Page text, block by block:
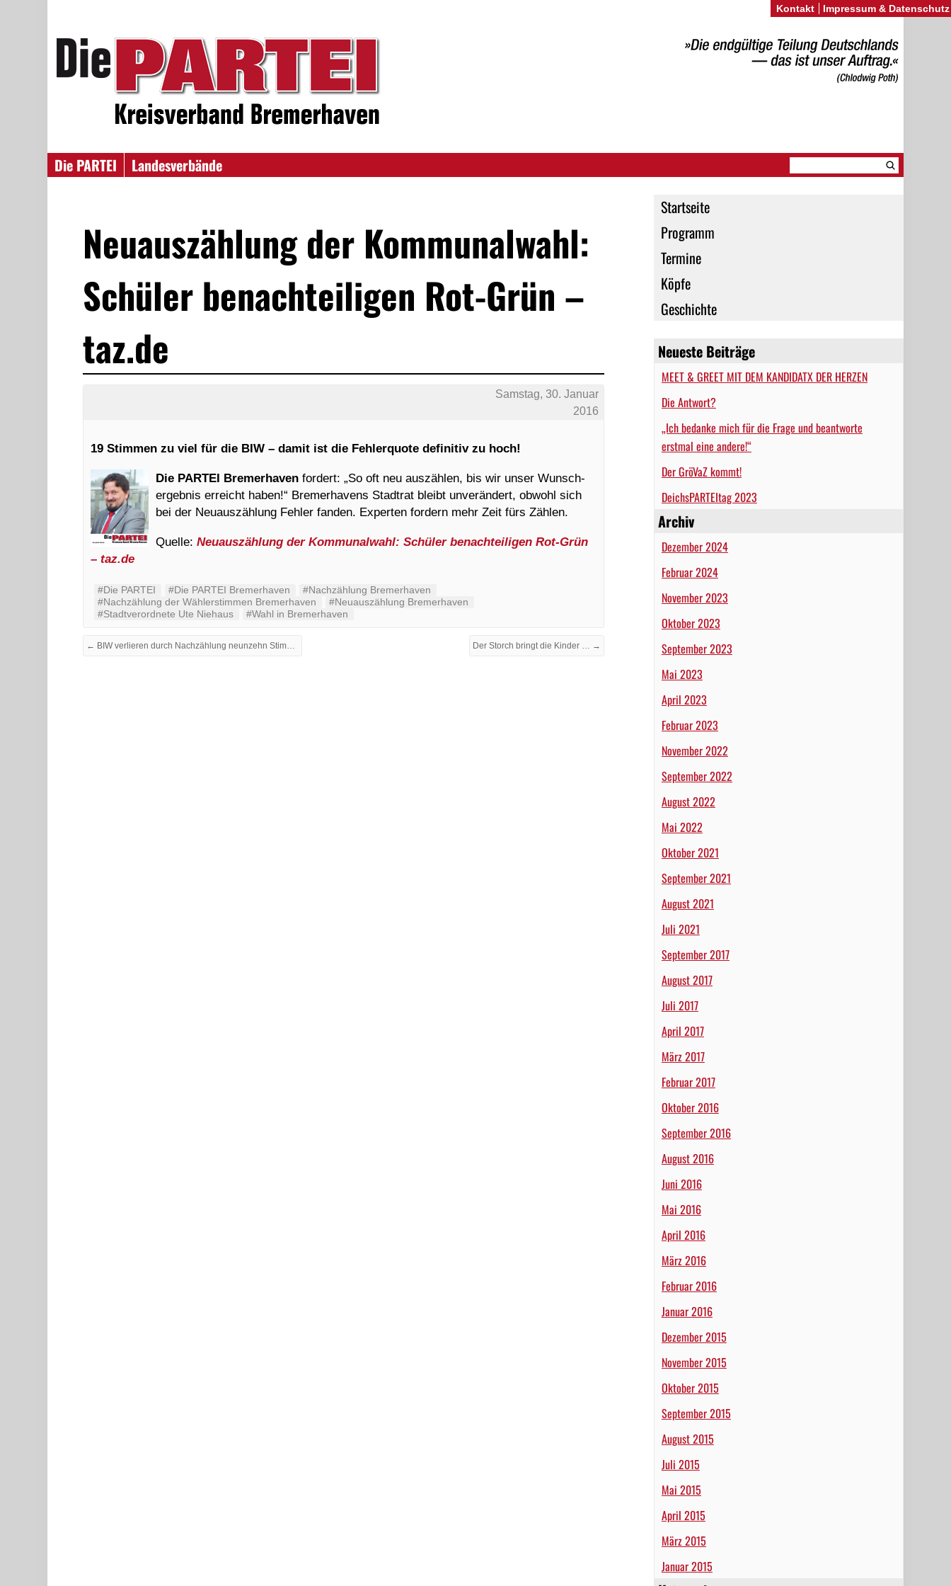
Die PARTEI
Landesverbände
Startseite
Programm
Termine
Köpfe
Geschichte
Neueste Beiträge
MEET & GREET MIT DEM KANDIDATX DER HERZEN
Die Antwort?
„Ich bedanke mich für die Frage und beantworte
erstmal eine andere!“
Der GröVaZ kommt!
DeichsPARTEItag 2023
Archiv
Dezember 2024
Februar 2024
November 2023
Oktober 2023
September 2023
Mai 2023
April 2023
Februar 2023
November 2022
September 2022
August 2022
Mai 2022
Oktober 2021
September 2021
August 2021
Juli 2021
September 2017
August 2017
Juli 2017
April 2017
März 2017
Februar 2017
Oktober 2016
September 2016
August 2016
Juni 2016
Mai 2016
April 2016
März 2016
Februar 2016
Januar 2016
Dezember 2015
November 2015
Oktober 2015
September 2015
August 2015
Juli 2015
Mai 2015
April 2015
März 2015
Januar 2015
Neuauszählung der Kommunalwahl:
Schüler benachteiligen Rot-Grün –
taz.de
Samstag, 30. Januar
2016
19 Stimmen zu viel für die BIW – damit ist die Fehlerquote definitiv zu hoch!
Die PARTEI Bremerhaven fordert: „So oft neu auszählen, bis wir unser Wunsch-
ergebnis erreicht haben!“ Bremerhavens Stadtrat bleibt unverändert, obwohl sich
bei der Neuauszählung Fehler fanden. Experten fordern mehr Zeit fürs Zählen.
Quelle:Neuauszählung der Kommunalwahl: Schüler benachteiligen Rot-Grün
– taz.de
#‬‪Die PARTEI‬ #Die PARTEI Bremerhaven
#Nachzählung Bremerhaven
#Nachzählung der Wählerstimmen Bremerhaven
#Neuauszählung Bremerhaven
#Stadtverordnete Ute Niehaus
#Wahl in Bremerhaven
← BIW verlieren durch Nachzählung neunzehn Stimmen. Die PARTEI Bremerhaven gewinnt acht dazu! Der Storch bringt die Kinder … →
Kontakt Impressum & Datenschutz